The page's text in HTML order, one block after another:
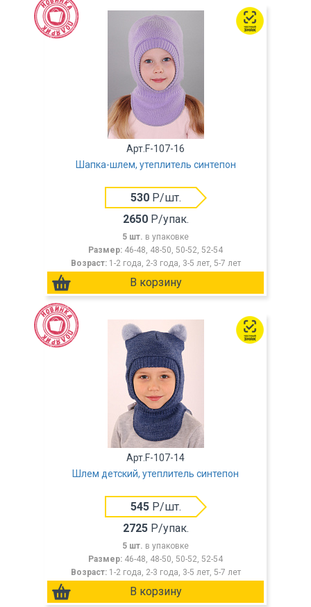
Арт.F-107-16
Шапка-шлем, утеплитель синтепон
530Р/шт.
2650Р/упак.
5 шт. в упаковке
Размер: 46-48, 48-50, 50-52, 52-54
Возраст: 1-2 года, 2-3 года, 3-5 лет, 5-7 лет
Арт.F-107-14
Шлем детский, утеплитель синтепон
545Р/шт.
2725Р/упак.
5 шт. в упаковке
Размер: 46-48, 48-50, 50-52, 52-54
Возраст: 1-2 года, 2-3 года, 3-5 лет, 5-7 лет